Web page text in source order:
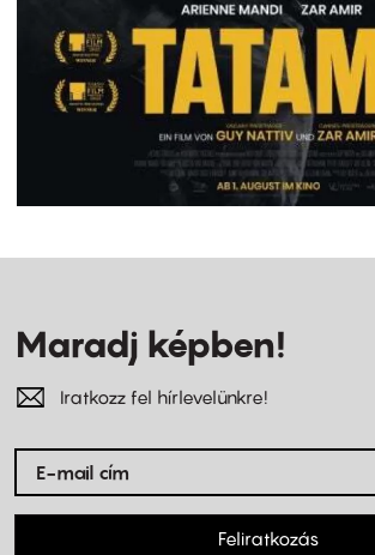
Maradj képben!
Iratkozz fel hírlevelünkre!
Feliratkozás